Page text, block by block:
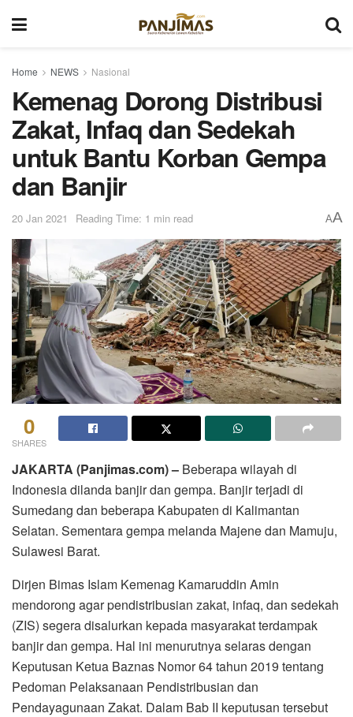
Home NEWS Nasional
Kemenag Dorong Distribusi
Zakat, Infaq dan Sedekah
untuk Bantu Korban Gempa
dan Banjir
20 Jan 2021 Reading Time: 1 min read AA
0
SHARES
JAKARTA (Panjimas.com) – Beberapa wilayah di
Indonesia dilanda banjir dan gempa. Banjir terjadi di
Sumedang dan beberapa Kabupaten di Kalimantan
Selatan. Sementara gempa melanda Majene dan Mamuju,
Sulawesi Barat.
Dirjen Bimas Islam Kemenag Kamaruddin Amin
mendorong agar pendistribusian zakat, infaq, dan sedekah
(ZIS) segera disalurkan kepada masyarakat terdampak
banjir dan gempa. Hal ini menurutnya selaras dengan
Keputusan Ketua Baznas Nomor 64 tahun 2019 tentang
Pedoman Pelaksanaan Pendistribusian dan
Pendayagunaan Zakat. Dalam Bab II keputusan tersebut